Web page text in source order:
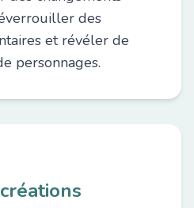
des
et révéler de
personnages.